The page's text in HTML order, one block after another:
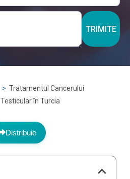
TRIMITE
Tratamentul Cancerului
Testicular în Turcia
Distribuie